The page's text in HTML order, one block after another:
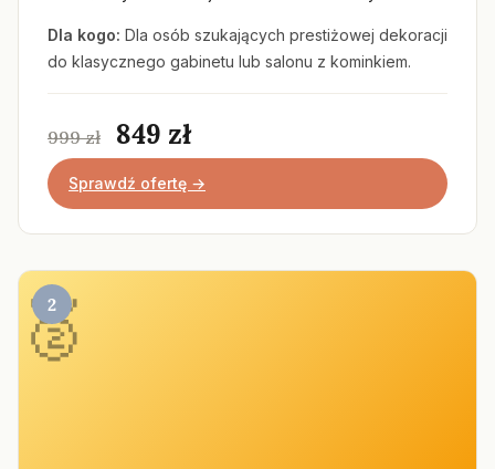
Dla kogo: Dla osób szukających prestiżowej dekoracji
do klasycznego gabinetu lub salonu z kominkiem.
999 zł 849 zł
Sprawdź ofertę →
2